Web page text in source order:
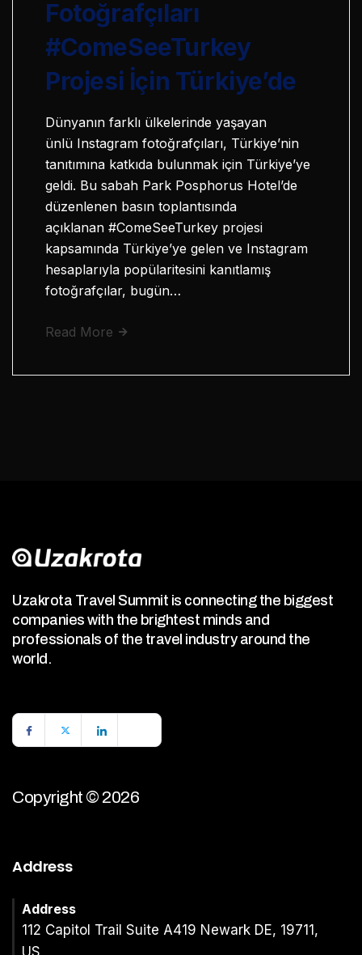
Fotoğrafçıları
#ComeSeeTurkey
Projesi İçin Türkiye’de
Dünyanın farklı ülkelerinde yaşayan
ünlü Instagram fotoğrafçıları, Türkiye’nin
tanıtımına katkıda bulunmak için Türkiye’ye
geldi. Bu sabah Park Posphorus Hotel’de
düzenlenen basın toplantısında
açıklanan #ComeSeeTurkey projesi
kapsamında Türkiye’ye gelen ve Instagram
hesaplarıyla popülaritesini kanıtlamış
fotoğrafçılar, bugün…
Read More
Uzakrota Travel Summit is connecting the biggest
companies with the brightest minds and
professionals of the travel industry around the
world.
Copyright © 2026
Address
Address
112 Capitol Trail Suite A419 Newark DE, 19711,